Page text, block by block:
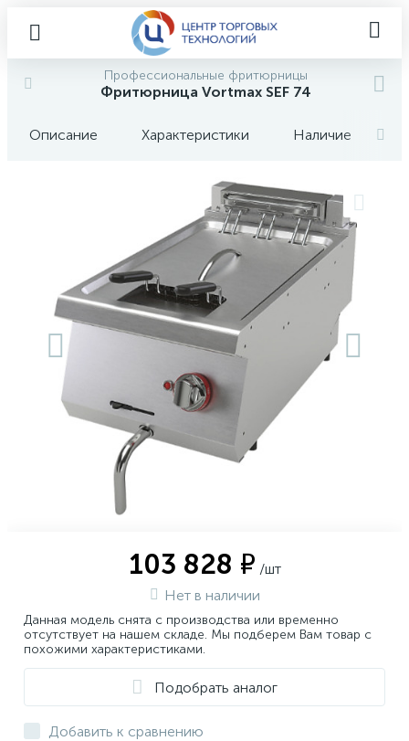
Профессиональные фритюрницы
Фритюрница Vortmax SEF 74
Описание Характеристики Наличие
103 828 ₽ /шт
Нет в наличии
Данная модель снята с производства или временно
отсутствует на нашем складе. Мы подберем Вам товар с
похожими характеристиками.
Подобрать аналог
Добавить к сравнению